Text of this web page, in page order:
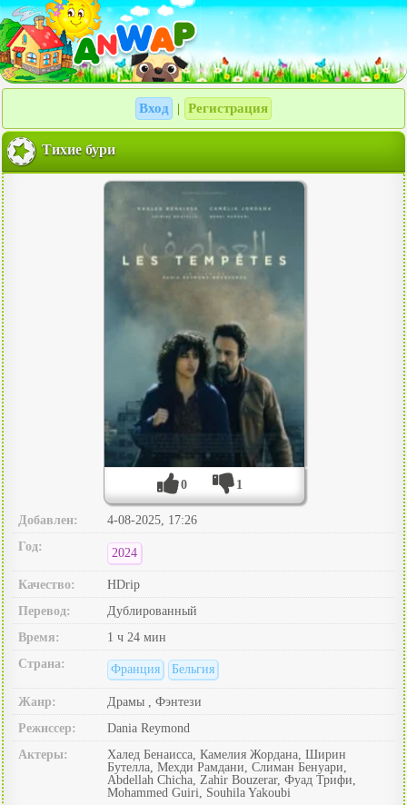
Вход Регистрация
Тихие бури
0 1
Добавлен:
4-08-2025, 17:26
Год:
2024
Качество:
HDrip
Перевод:
Дублированный
Время:
1 ч 24 мин
Страна:
Франция Бельгия
Жанр:
Драмы , Фэнтези
Режиссер:
Dania Reymond
Актеры:
Халед Бенаисса, Камелия Жордана, Ширин
Бутелла, Мехди Рамдани, Слиман Бенуари,
Abdellah Chicha, Zahir Bouzerar, Фуад Трифи,
Mohammed Guiri, Souhila Yakoubi